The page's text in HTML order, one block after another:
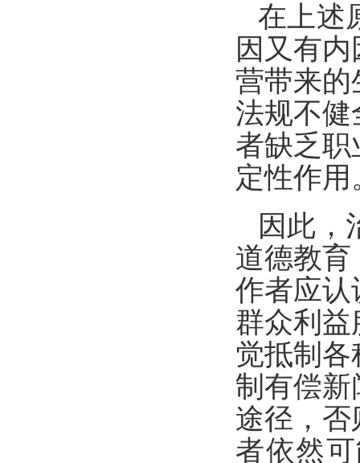
在上述
因又有
营带来的
法规不健
者缺乏
定性作用
因此，
道德教
作者应认
群众利
觉抵制
制有偿新
途径，
者依然